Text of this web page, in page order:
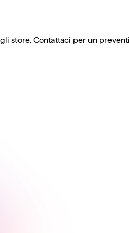
store. Contattaci per un